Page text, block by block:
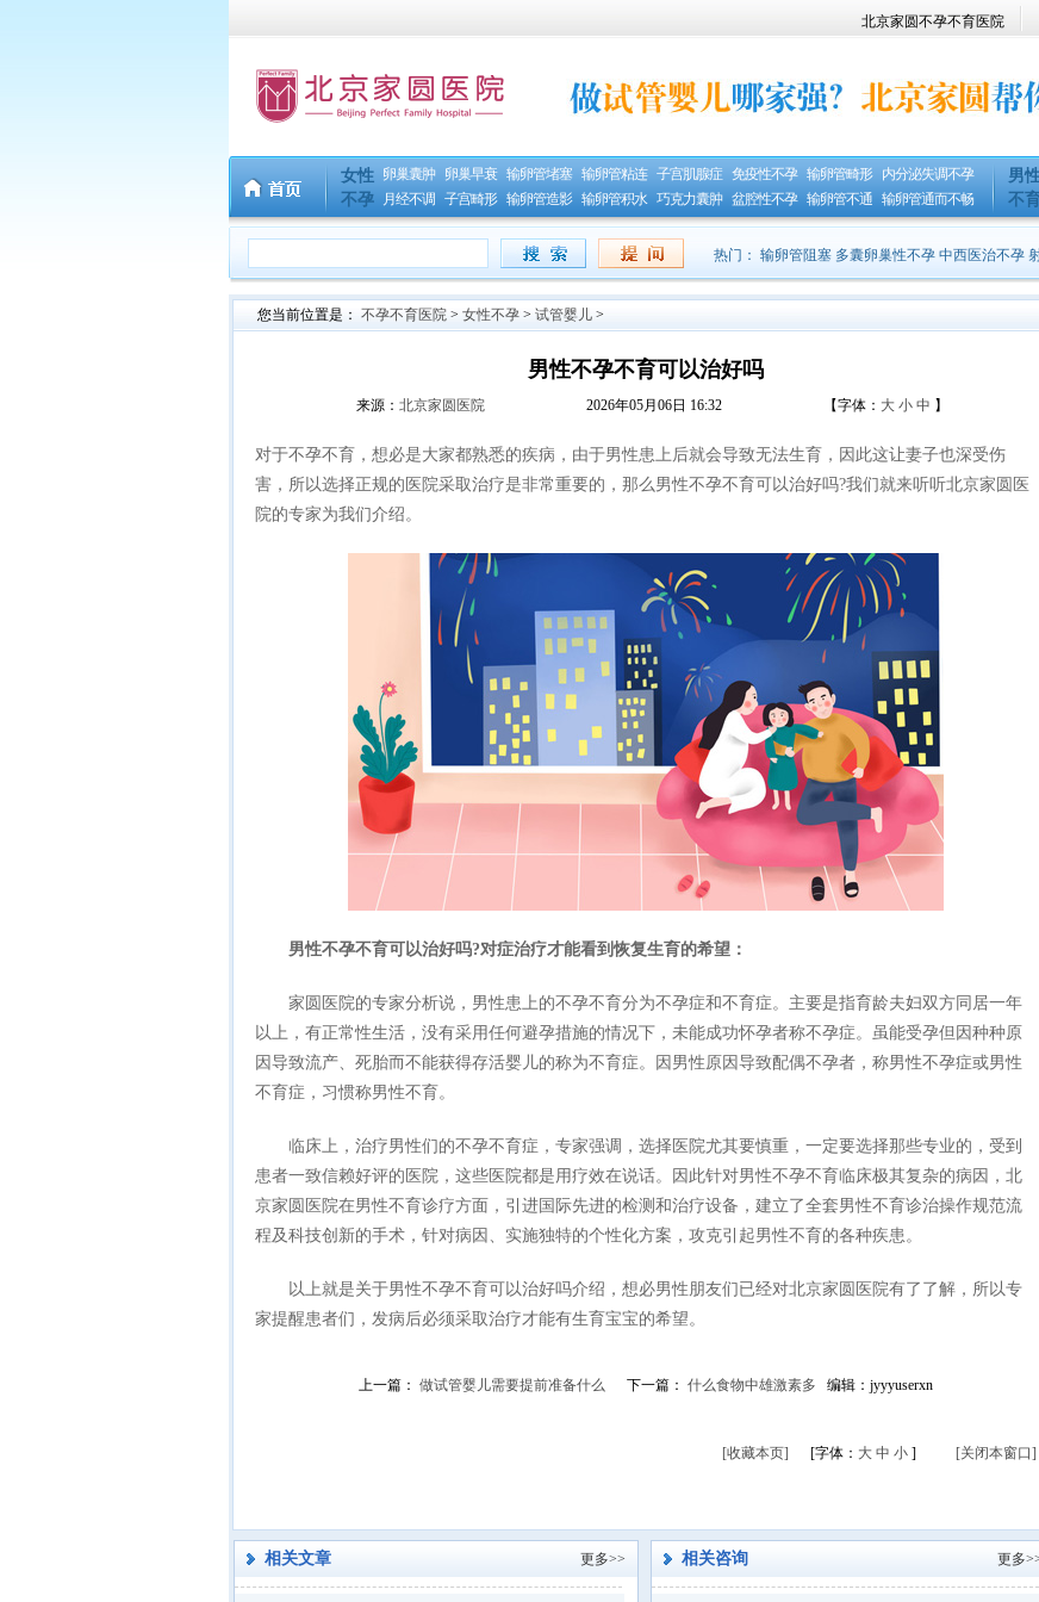
北京家圆不孕不育医院
女性
不孕
卵巢囊肿
月经不调
卵巢早衰
子宫畸形
输卵管堵塞
输卵管造影
输卵管粘连
输卵管积水
子宫肌腺症
巧克力囊肿
免疫性不孕
盆腔性不孕
输卵管畸形
输卵管不通
内分泌失调不孕
输卵管通而不畅
男
不育
热门： 输卵管阻塞 多囊卵巢性不孕 中西医治不孕
您当前位置是： 不孕不育医院 > 女性不孕 > 试管婴儿 >
男性不孕不育可以治好吗
来源： 北京家圆医院 2026年05月06日 16:32 【字体： 大 小 中 】
对于不孕不育，想必是大家都熟悉的疾病，由于男性患上后就会导致无法生育，因此这让妻子也深受伤
害，所以选择正规的医院采取治疗是非常重要的，那么男性不孕不育可以治好吗?我们就来听听北京家圆医
院的专家为我们介绍。
男性不孕不育可以治好吗?对症治疗才能看到恢复生育的希望：
家圆医院的专家分析说，男性患上的不孕不育分为不孕症和不育症。主要是指育龄夫妇双方同居一年
以上，有正常性生活，没有采用任何避孕措施的情况下，未能成功怀孕者称不孕症。虽能受孕但因种种原
因导致流产、死胎而不能获得存活婴儿的称为不育症。因男性原因导致配偶不孕者，称男性不孕症或男性
不育症，习惯称男性不育。
临床上，治疗男性们的不孕不育症，专家强调，选择医院尤其要慎重，一定要选择那些专业的，受到
患者一致信赖好评的医院，这些医院都是用疗效在说话。因此针对男性不孕不育临床极其复杂的病因，北
京家圆医院在男性不育诊疗方面，引进国际先进的检测和治疗设备，建立了全套男性不育诊治操作规范流
程及科技创新的手术，针对病因、实施独特的个性化方案，攻克引起男性不育的各种疾患。
以上就是关于男性不孕不育可以治好吗介绍，想必男性朋友们已经对北京家圆医院有了了解，所以专
家提醒患者们，发病后必须采取治疗才能有生育宝宝的希望。
上一篇： 做试管婴儿需要提前准备什么 下一篇： 什么食物中雄激素多 编辑：jyyyuserxn
[收藏本页] [字体： 大 中 小 ] [关闭本窗口]
相关文章 更多>> 相关咨询 更多